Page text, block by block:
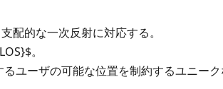
配的な一次反射に対応する。
。
ユーザの可能な位置を制約するユニー